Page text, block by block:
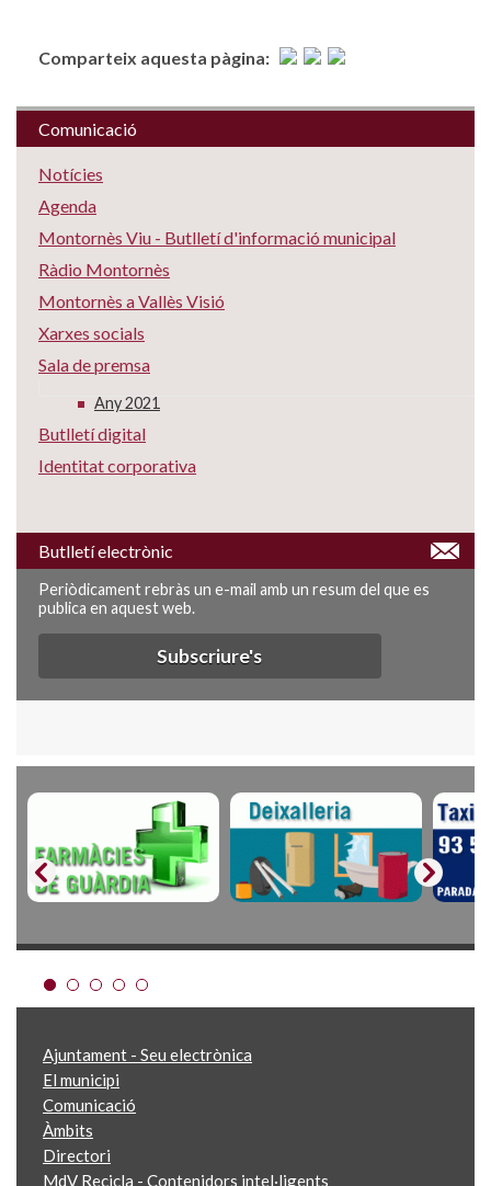
Comparteix aquesta pàgina:
Comunicació
Notícies
Agenda
Montornès Viu - Butlletí d'informació municipal
Ràdio Montornès
Montornès a Vallès Visió
Xarxes socials
Sala de premsa
Any 2021
Butlletí digital
Identitat corporativa
Butlletí electrònic
Periòdicament rebràs un e-mail amb un resum del que es
publica en aquest web.
Subscriure's
Ajuntament - Seu electrònica
El municipi
Comunicació
Àmbits
Directori
MdV Recicla - Contenidors intel·ligents